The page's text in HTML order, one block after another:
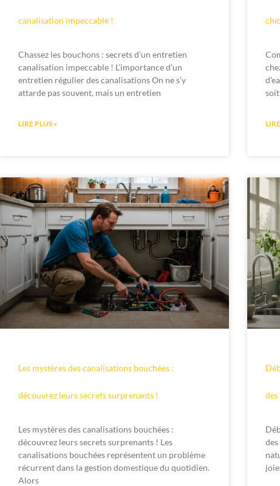
canalisation impeccable !
Chassez les bouchons : secrets d’un entretien
canalisation impeccable ! L’importance d’un
entretien régulier des canalisations On ne s’y
attarde pas souvent, mais un entretien
LIRE PLUS »
soit
Les mystères des canalisations bouchées :
découvrez leurs secrets surprenants !
Les mystères des canalisations bouchées :
découvrez leurs secrets surprenants ! Les
canalisations bouchées représentent un problème
récurrent dans la gestion domestique du quotidien.
Alors